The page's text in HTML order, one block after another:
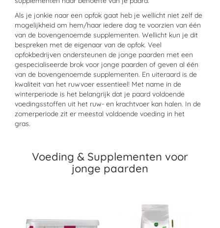
Als je jonkie naar een opfok gaat heb je wellicht niet zelf de
mogelijkheid om hem/haar iedere dag te voorzien van één
van de bovengenoemde supplementen. Wellicht kun je dit
bespreken met de eigenaar van de opfok. Veel
opfokbedrijven ondersteunen de jonge paarden met een
gespecialiseerde brok voor jonge paarden of geven al één
van de bovengenoemde supplementen. En uiteraard is de
kwaliteit van het ruwvoer essentieel! Met name in de
winterperiode is het belangrijk dat je paard voldoende
voedingsstoffen uit het ruw- en krachtvoer kan halen. In de
zomerperiode zit er meestal voldoende voeding in het
gras.
Voeding & Supplementen voor
jonge paarden